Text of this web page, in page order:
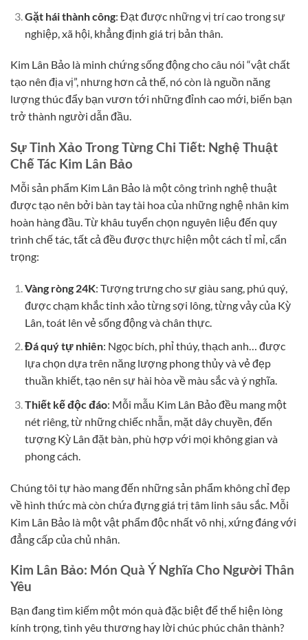
Gặt hái thành công: Đạt được những vị trí cao trong sự
nghiệp, xã hội, khẳng định giá trị bản thân.
Kim Lân Bảo là minh chứng sống động cho câu nói “vật chất
tạo nên địa vị”, nhưng hơn cả thế, nó còn là nguồn năng
lượng thúc đẩy bạn vươn tới những đỉnh cao mới, biến bạn
trở thành người dẫn đầu.
Sự Tinh Xảo Trong Từng Chi Tiết: Nghệ Thuật
Chế Tác Kim Lân Bảo
Mỗi sản phẩm Kim Lân Bảo là một công trình nghệ thuật
được tạo nên bởi bàn tay tài hoa của những nghệ nhân kim
hoàn hàng đầu. Từ khâu tuyển chọn nguyên liệu đến quy
trình chế tác, tất cả đều được thực hiện một cách tỉ mỉ, cẩn
trọng:
Vàng ròng 24K: Tượng trưng cho sự giàu sang, phú quý,
được chạm khắc tinh xảo từng sợi lông, từng vảy của Kỳ
Lân, toát lên vẻ sống động và chân thực.
Đá quý tự nhiên: Ngọc bích, phỉ thúy, thạch anh… được
lựa chọn dựa trên năng lượng phong thủy và vẻ đẹp
thuần khiết, tạo nên sự hài hòa về màu sắc và ý nghĩa.
Thiết kế độc đáo: Mỗi mẫu Kim Lân Bảo đều mang một
nét riêng, từ những chiếc nhẫn, mặt dây chuyền, đến
tượng Kỳ Lân đặt bàn, phù hợp với mọi không gian và
phong cách.
Chúng tôi tự hào mang đến những sản phẩm không chỉ đẹp
về hình thức mà còn chứa đựng giá trị tâm linh sâu sắc. Mỗi
Kim Lân Bảo là một vật phẩm độc nhất vô nhị, xứng đáng với
đẳng cấp của chủ nhân.
Kim Lân Bảo: Món Quà Ý Nghĩa Cho Người Thân
Yêu
Bạn đang tìm kiếm một món quà đặc biệt để thể hiện lòng
kính trọng, tình yêu thương hay lời chúc phúc chân thành?